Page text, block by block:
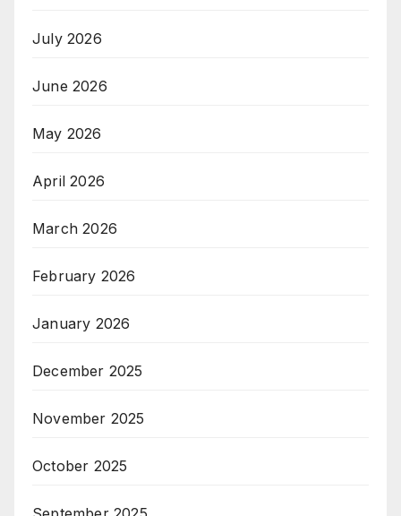
July 2026
June 2026
May 2026
April 2026
March 2026
February 2026
January 2026
December 2025
November 2025
October 2025